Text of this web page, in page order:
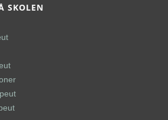
SKOLEN